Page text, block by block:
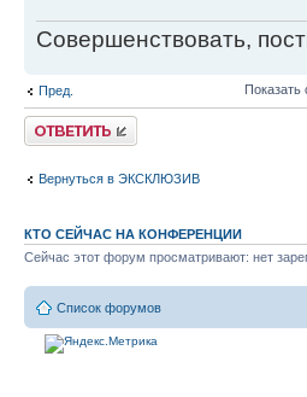
Совершенствовать,
Пред. Показать
Ответить
Вернуться в ЭКСКЛЮЗИВ
КТО СЕЙЧАС НА КОНФЕРЕНЦИИ
Сейчас этот форум просматривают: нет
Список форумов